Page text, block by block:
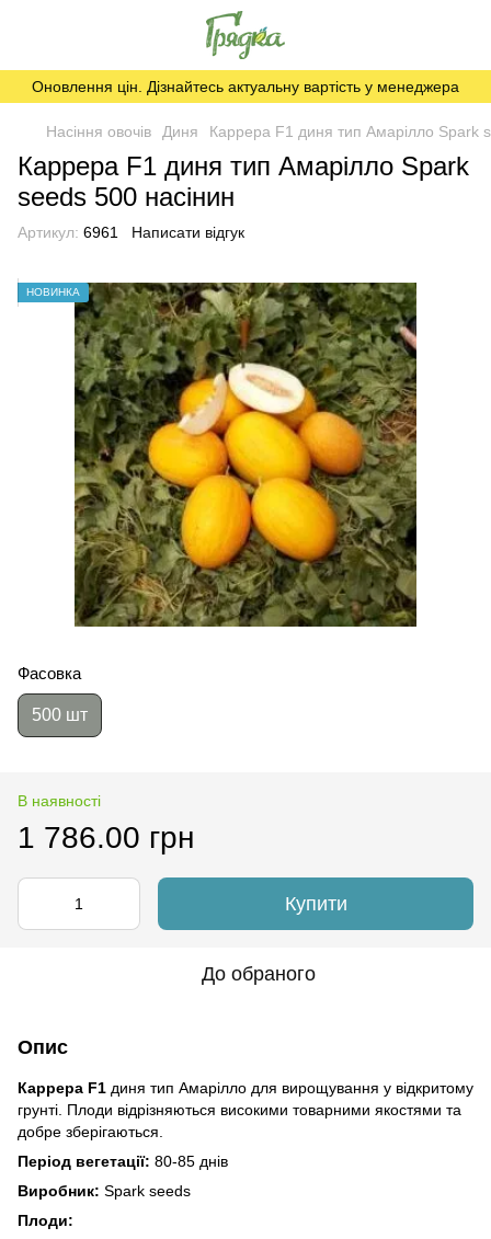
Оновлення цін. Дізнайтесь актуальну вартість у менеджера
Насіння овочів Диня Каррера F1 диня тип Амарілло Spark
Каррера F1 диня тип Амарілло Spark
seeds 500 насінин
Артикул: 6961 Написати відгук
НОВИНКА
Фасовка
500 шт
В наявності
1 786.00 грн
Купити
До обраного
Опис
Каррера F1 диня тип Амарілло для вирощування у відкритому
грунті. Плоди відрізняються високими товарними якостями та
добре зберігаються.
Період вегетації: 80-85 днів
Виробник: Spark seeds
Плоди: